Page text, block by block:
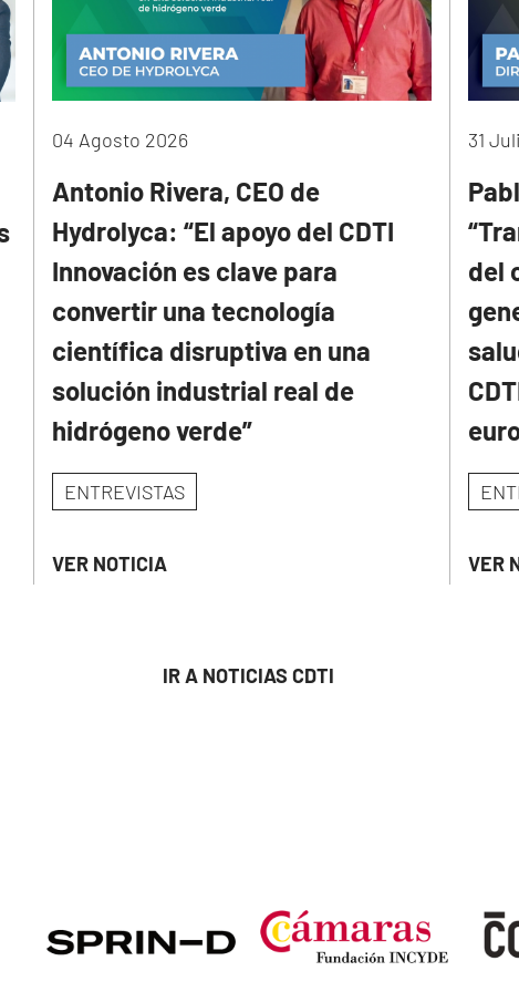
04 Agosto 2026
Antonio Rivera, CEO de
Hydrolyca: “El apoyo del CDTI
Innovación es clave para
convertir una tecnología
científica disruptiva en una
solución industrial real de
hidrógeno verde”
ENTREVISTAS
VER NOTICIA
31
del
VER
IR A NOTICIAS CDTI